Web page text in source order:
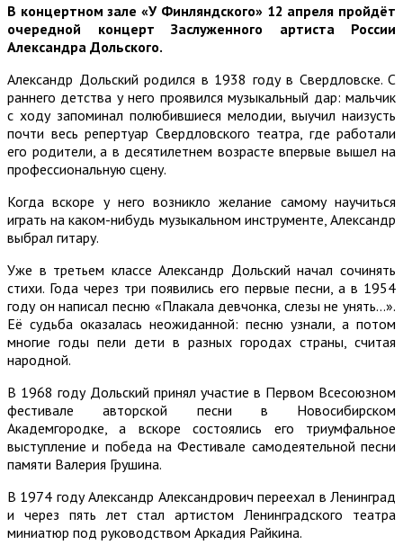
В концертном зале «У Финляндского» 12 апреля пройдёт
очередной концерт Заслуженного артиста России
Александра Дольского.
Александр Дольский родился в 1938 году в Свердловске. С
раннего детства у него проявился музыкальный дар: мальчик
с ходу запоминал полюбившиеся мелодии, выучил наизусть
почти весь репертуар Свердловского театра, где работали
его родители, а в десятилетнем возрасте впервые вышел на
профессиональную сцену.
Когда вскоре у него возникло желание самому научиться
играть на каком-нибудь музыкальном инструменте, Александр
выбрал гитару.
Уже в третьем классе Александр Дольский начал сочинять
стихи. Года через три появились его первые песни, а в 1954
году он написал песню «Плакала девчонка, слезы не унять…».
Её судьба оказалась неожиданной: песню узнали, а потом
многие годы пели дети в разных городах страны, считая
народной.
В 1968 году Дольский принял участие в Первом Всесоюзном
фестивале авторской песни в Новосибирском
Академгородке, а вскоре состоялись его триумфальное
выступление и победа на Фестивале самодеятельной песни
памяти Валерия Грушина.
В 1974 году Александр Александрович переехал в Ленинград
и через пять лет стал артистом Ленинградского театра
миниатюр под руководством Аркадия Райкина.